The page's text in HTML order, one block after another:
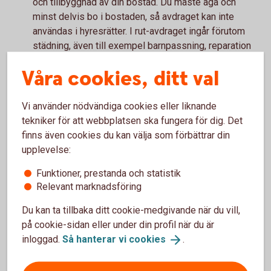
minst delvis bo i bostaden, så avdraget kan inte
användas i hyresrätter. I rut-avdraget ingår förutom
städning, även till exempel barnpassning, reparation
resekostnader ger däremot inte rätt till rot- och
rutavdrag.
Finns det något mer som är viktigt att
tänka på?
– Ja, först och främst måste du ha en inkomst att göra
utbetalade i rena pengar, utan avdragen kvittas mot
andra skatter, avslutar vår privatekonom Arturo
Våra cookies, ditt val
Vi använder nödvändiga cookies eller liknande
tekniker för att webbplatsen ska fungera för dig. Det
finns även cookies du kan välja som förbättrar din
upplevelse:
Funktioner, prestanda och statistik
Relevant marknadsföring
Du kan ta tillbaka ditt cookie-medgivande när du vill,
på cookie-sidan eller under din profil när du är
inloggad. Så hanterar vi cookies .